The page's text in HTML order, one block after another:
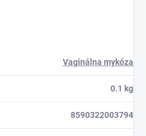
Vaginálna mykóza
0.1 kg
8590322003794